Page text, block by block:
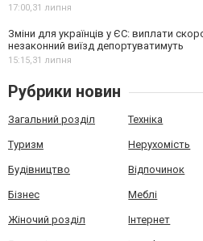
17:00,31 липня
Зміни для українців у ЄС: виплати
незаконний виїзд депортуватимуть
15:15,31 липня
Рубрики новин
Загальний розділ Техніка
Туризм Нерухомість
Будівництво Відпочинок
Бізнес Меблі
Жіночий розділ Інтернет